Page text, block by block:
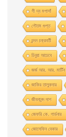
গী দ্য মপাসাঁ
গৌতম গুপ্ত
চন্দন চক্রবর্তী
চিনুয়া আচেবে
জর্জ আর. আর. মার্টিন
জাকির তালুকদার
জীবনানন্দ দাশ
জেফরি কে. গার্ডনার
জোসেফিন বেকার